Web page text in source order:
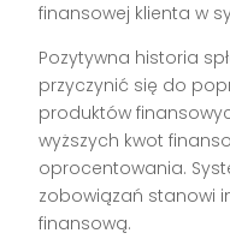
finansowej klienta w
Pozytywna historia
przyczynić się do
produktów
wyższych kwot
oprocentowania.
zobowiązań stanowi
finansową.